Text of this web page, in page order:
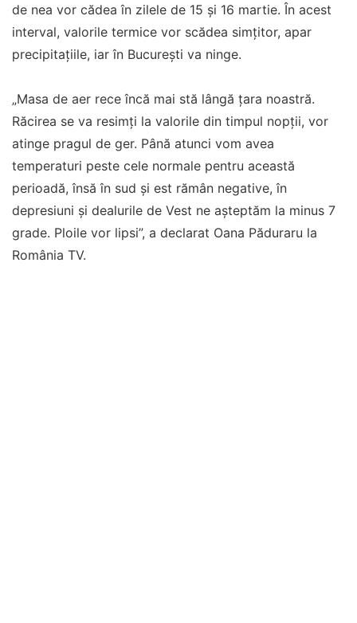
de nea vor cădea în zilele de 15 și 16 martie. În acest
interval, valorile termice vor scădea simțitor, apar
precipitațiile, iar în București va ninge.
„Masa de aer rece încă mai stă lângă țara noastră.
Răcirea se va resimți la valorile din timpul nopții, vor
atinge pragul de ger. Până atunci vom avea
temperaturi peste cele normale pentru această
perioadă, însă în sud și est rămân negative, în
depresiuni și dealurile de Vest ne așteptăm la minus 7
grade. Ploile vor lipsi”, a declarat Oana Păduraru la
România TV.